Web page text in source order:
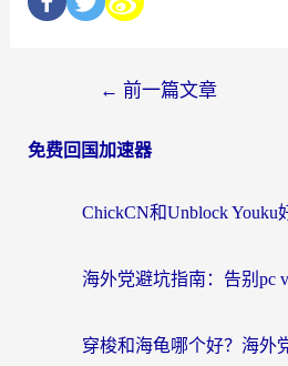
← 前一篇文章
免费回国加速器